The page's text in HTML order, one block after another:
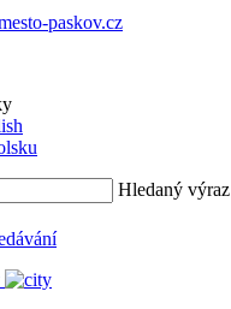
paskov.cz
Hledaný výraz